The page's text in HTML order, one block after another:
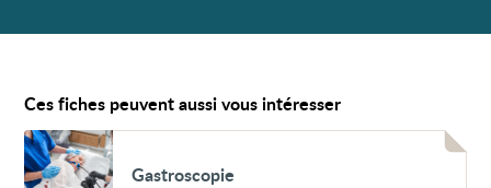
Ces fiches peuvent aussi vous intéresser
Voir
Gastroscopie
Gastroscopie